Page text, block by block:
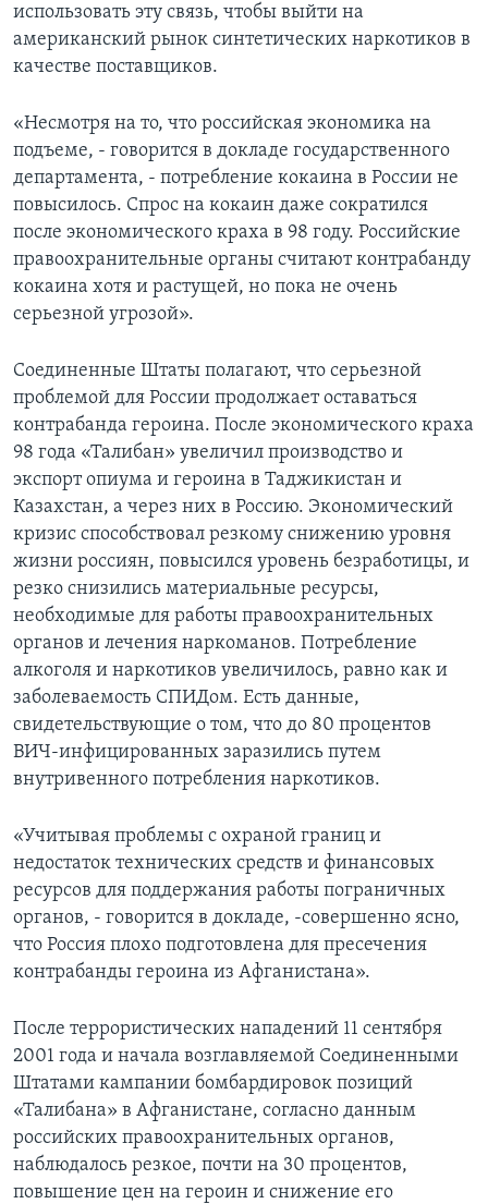
использовать эту связь, чтобы выйти на
американский рынок синтетических наркотиков в
качестве поставщиков.
«Несмотря на то, что российская экономика на
подъеме, - говорится в докладе государственного
департамента, - потребление кокаина в России не
повысилось. Спрос на кокаин даже сократился
после экономического краха в 98 году. Российские
правоохранительные органы считают контрабанду
кокаина хотя и растущей, но пока не очень
серьезной угрозой».
Соединенные Штаты полагают, что серьезной
проблемой для России продолжает оставаться
контрабанда героина. После экономического краха
98 года «Талибан» увеличил производство и
экспорт опиума и героина в Таджикистан и
Казахстан, а через них в Россию. Экономический
кризис способствовал резкому снижению уровня
жизни россиян, повысился уровень безработицы, и
резко снизились материальные ресурсы,
необходимые для работы правоохранительных
органов и лечения наркоманов. Потребление
алкоголя и наркотиков увеличилось, равно как и
заболеваемость СПИДом. Есть данные,
свидетельствующие о том, что до 80 процентов
ВИЧ-инфицированных заразились путем
внутривенного потребления наркотиков.
«Учитывая проблемы с охраной границ и
недостаток технических средств и финансовых
ресурсов для поддержания работы пограничных
органов, - говорится в докладе, -совершенно ясно,
что Россия плохо подготовлена для пресечения
контрабанды героина из Афганистана».
После террористических нападений 11 сентября
2001 года и начала возглавляемой Соединенными
Штатами кампании бомбардировок позиций
«Талибана» в Афганистане, согласно данным
российских правоохранительных органов,
наблюдалось резкое, почти на 30 процентов,
повышение цен на героин и снижение его